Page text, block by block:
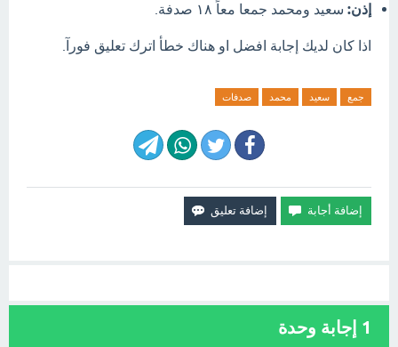
إذن: سعيد ومحمد جمعا معاً ١٨ صدفة.
اذا كان لديك إجابة افضل او هناك خطأ اترك تعليق فورآ.
جمع سعيد محمد صدفات
1 إجابة وحدة